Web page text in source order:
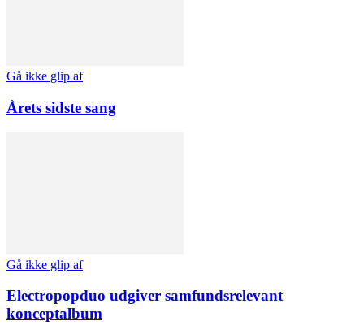
Gå ikke glip af
Årets sidste sang
Gå ikke glip af
Electropopduo udgiver samfundsrelevant
konceptalbum